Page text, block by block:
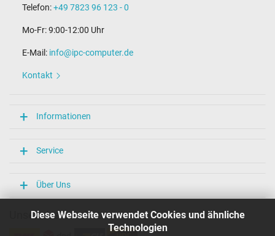
Diese Webseite verwendet Cookies und ähnliche
Technologien
Ja
Länge Anschlusskabel (m) (ca.)
Länge / Breite / Höhe
Weitere Daten
Ja
CE
N
Telefon:+49 7823 96 123 - 0
Mo-Fr: 9:00-12:00 Uhr
E-Mail: info@ipc-computer.de
Kontakt
Informationen
Service
Über Uns
Unsere Versandarten